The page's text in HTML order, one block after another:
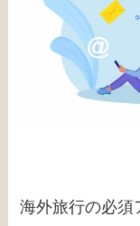
海外旅行の必須